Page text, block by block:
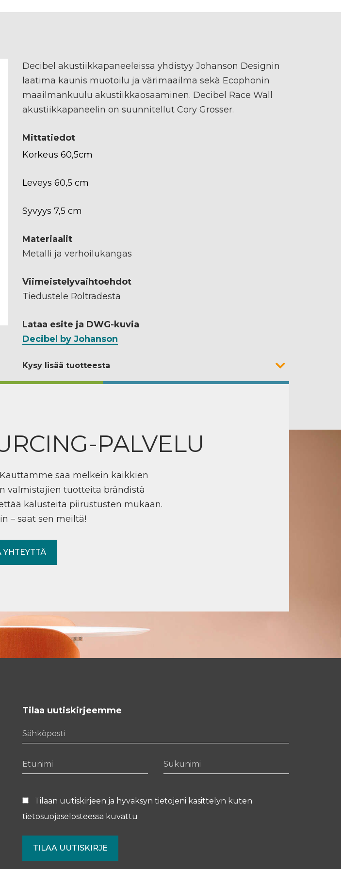
Decibel akustiikkapaneeleissa yhdistyy Johanson Designin
laatima kaunis muotoilu ja värimaailma sekä Ecophonin
maailmankuulu akustiikkaosaaminen. Decibel Race Wall
akustiikkapaneelin on suunnitellut Cory Grosser.
Mittatiedot
Korkeus 60,5cm
Leveys 60,5 cm
Syvyys 7,5 cm
Materiaalit
Metalli ja verhoilukangas
Viimeistelyvaihtoehdot
Tiedustele Roltradesta
Lataa esite ja DWG-kuvia
Decibel by Johanson
Kysy lisää tuotteesta
PALVELU
saa melkein kaikkien
valmistajien tuotteita brändistä
kalusteita piirustusten mukaan.
– saat sen meiltä!
YHTEYTTÄ
Tilaa uutiskirjeemme
Tilaan uutiskirjeen ja hyväksyn tietojeni käsittelyn kuten
tietosuojaselosteessa kuvattu